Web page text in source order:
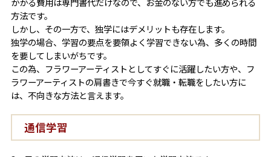
方法です。
しかし、その一方で、独学にはデメリットも存在します。
独学の場合、学習の要点を要領よく学習できない為、多くの時間
を要してしまいがちです。
この為、フラワーアーティストとしてすぐに活躍したい方や、フ
ラワーアーティストの肩書きで今すぐ就職・転職をしたい方に
は、不向きな方法と言えます。
通信学習